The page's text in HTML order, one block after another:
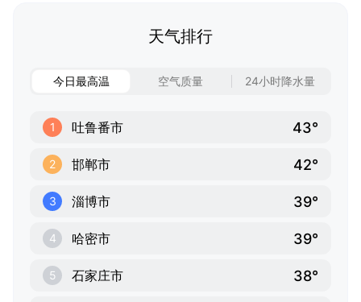
天气排行
今日最高温 空气质量 24小时降水量
1 吐鲁番市 43°
2 邯郸市 42°
3 淄博市 39°
4 哈密市 39°
5 石家庄市 38°